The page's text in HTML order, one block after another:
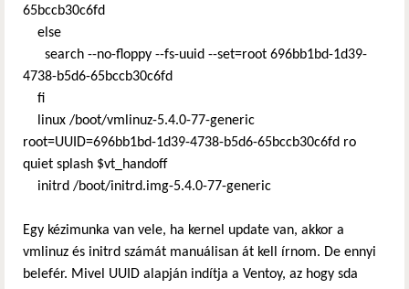
65bccb30c6fd
else
search --no-floppy --fs-uuid --set=root 696bb1bd-1d39-
4738-b5d6-65bccb30c6fd
fi
linux /boot/vmlinuz-5.4.0-77-generic
root=UUID=696bb1bd-1d39-4738-b5d6-65bccb30c6fd ro
quiet splash $vt_handoff
initrd /boot/initrd.img-5.4.0-77-generic
Egy kézimunka van vele, ha kernel update van, akkor a
vmlinuz és initrd számát manuálisan át kell írnom. De ennyi
belefér. Mivel UUID alapján indítja a Ventoy, az hogy sda